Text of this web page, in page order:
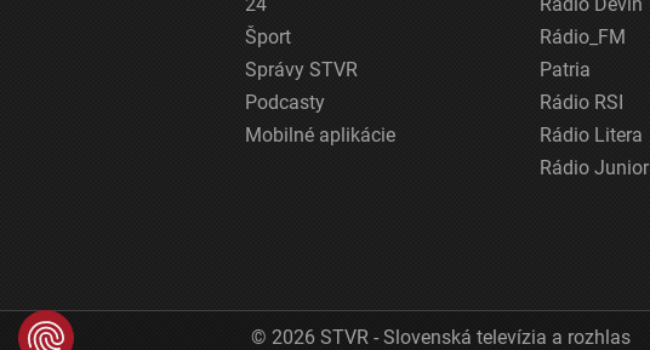
Šport
Správy STVR
Podcasty
Mobilné aplikácie
Rádio_FM
Patria
Rádio RSI
Rádio Litera
Rádio Junior
© 2026 STVR - Slovenská televízia a rozhlas